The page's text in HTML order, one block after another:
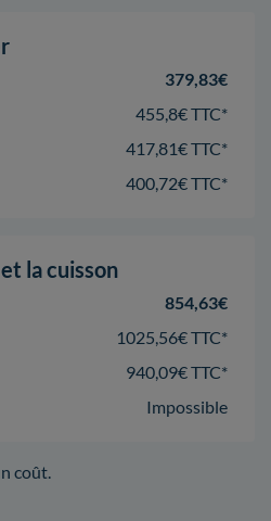
379,83€
455,8€ TTC*
417,81€ TTC*
400,72€ TTC*
la cuisson
854,63€
1025,56€ TTC*
940,09€ TTC*
Impossible
coût.